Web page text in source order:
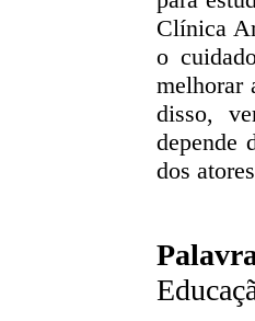
Clínica
o
melhorar
disso,
depende
dos